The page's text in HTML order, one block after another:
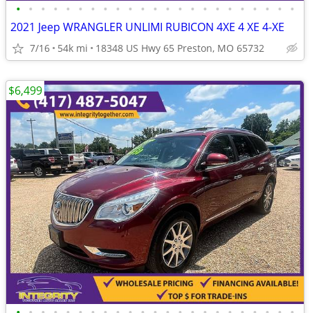
• • • • • • • • • • • • • • • • • • • • • • •
2021 Jeep WRANGLER UNLIMI RUBICON 4XE 4 XE 4-XE
7/16 54k mi 18348 US Hwy 65 Preston, MO 65732
$6,499